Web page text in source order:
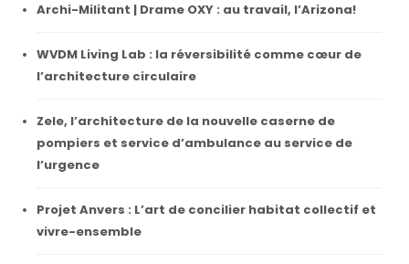
Archi-Militant | Drame OXY : au travail, l’Arizona!
WVDM Living Lab : la réversibilité comme cœur de
l’architecture circulaire
Zele, l’architecture de la nouvelle caserne de
pompiers et service d’ambulance au service de
l’urgence
Projet Anvers : L’art de concilier habitat collectif et
vivre-ensemble